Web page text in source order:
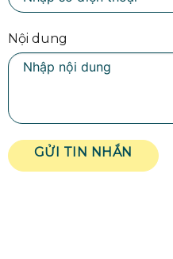
Nội dung
GỬI TIN NHẮN